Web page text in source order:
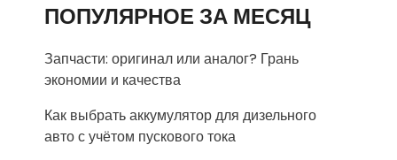
ПОПУЛЯРНОЕ ЗА МЕСЯЦ
Запчасти: оригинал или аналог? Грань
экономии и качества
Как выбрать аккумулятор для дизельного
авто с учётом пускового тока